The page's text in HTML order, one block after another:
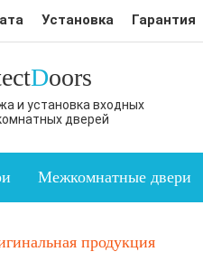
Установка Гарантия
Doors
и установка входных
дверей
Межкомнатные двери
продукция